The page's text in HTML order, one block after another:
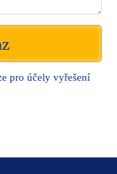
pro účely vyřešení